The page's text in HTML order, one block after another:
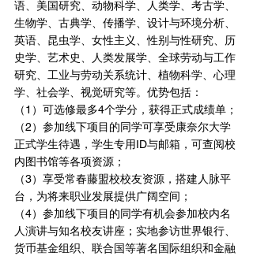
语、美国研究、动物科学、人类学、考古学、
生物学、古典学、传播学、设计与环境分析、
英语、昆虫学、女性主义、性别与性研究、历
史学、艺术史、人类发展学、全球劳动与工作
研究、工业与劳动关系统计、植物科学、心理
学、社会学、视觉研究等。优势包括：
（1）可选修最多4个学分，获得正式成绩单；
（2）参加线下项目的同学可享受康奈尔大学
正式学生待遇，学生专用ID与邮箱，可查阅校
内图书馆等各项资源；
（3）享受常春藤盟校校友资源，搭建人脉平
台，为将来职业发展提供广阔空间；
（4）参加线下项目的同学有机会参加校内名
人演讲与知名校友讲座；实地参访世界银行、
货币基金组织、联合国等著名国际组织和金融